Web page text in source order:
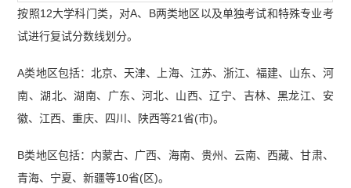
按照12大学科门类，对A、B两类地区以及单独考试和特殊专业考
试进行复试分数线划分。
A类地区包括：北京、天津、上海、江苏、浙江、福建、山东、河
南、湖北、湖南、广东、河北、山西、辽宁、吉林、黑龙江、安
徽、江西、重庆、四川、陕西等21省(市)。
B类地区包括：内蒙古、广西、海南、贵州、云南、西藏、甘肃、
青海、宁夏、新疆等10省(区)。